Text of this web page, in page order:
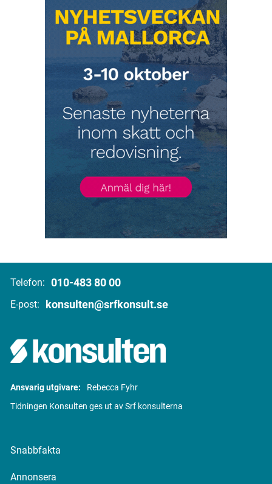
Telefon: 010-483 80 00
E-post: konsulten@srfkonsult.se
Ansvarig utgivare:
Rebecca Fyhr
Tidningen Konsulten ges ut av Srf konsulterna
Snabbfakta
Annonsera